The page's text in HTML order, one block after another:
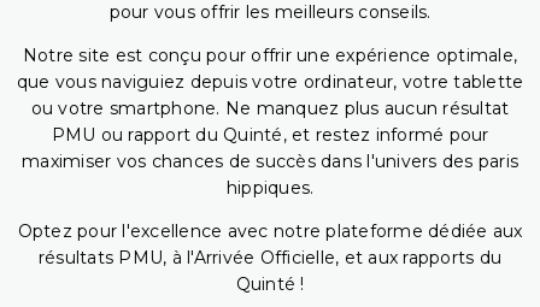
pour vous offrir les meilleurs conseils.
Notre site est conçu pour offrir une expérience optimale,
que vous naviguiez depuis votre ordinateur, votre tablette
ou votre smartphone. Ne manquez plus aucun résultat
PMU ou rapport du Quinté, et restez informé pour
maximiser vos chances de succès dans l'univers des paris
hippiques.
Optez pour l'excellence avec notre plateforme dédiée aux
résultats PMU, à l'Arrivée Officielle, et aux rapports du
Quinté !